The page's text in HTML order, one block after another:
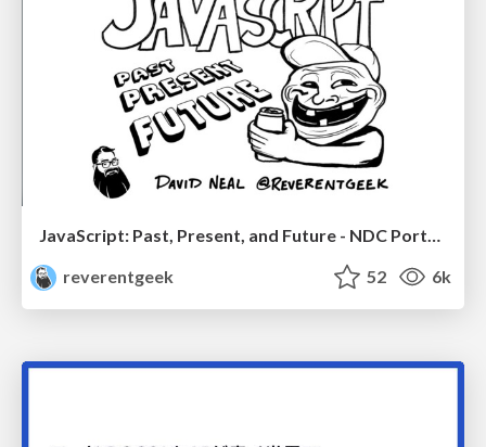
JavaScript: Past, Present, and Future - NDC Porto 2020
reverentgeek
52 6k